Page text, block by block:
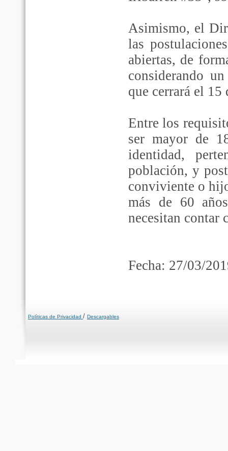
Asimismo, el
las
abiertas, de
considerando
que cerrará el 15
Entre los
ser mayor de
identidad,
población, y
conviviente o
más de 60
necesitan contar
Fecha: 27/03/
Políticas de Privacidad / Descargables